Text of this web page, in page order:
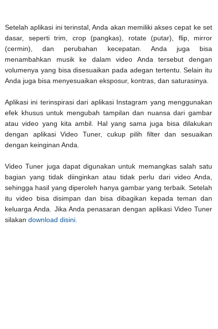
Setelah aplikasi ini terinstal, Anda akan memiliki akses cepat ke set
dasar, seperti trim, crop (pangkas), rotate (putar), flip, mirror
(cermin), dan perubahan kecepatan. Anda juga bisa
menambahkan musik ke dalam video Anda tersebut dengan
volumenya yang bisa disesuaikan pada adegan tertentu. Selain itu
Anda juga bisa menyesuaikan eksposur, kontras, dan saturasinya.
Aplikasi ini terinspirasi dari aplikasi Instagram yang menggunakan
efek khusus untuk mengubah tampilan dan nuansa dari gambar
atau video yang kita ambil. Hal yang sama juga bisa dilakukan
dengan aplikasi Video Tuner, cukup pilih filter dan sesuaikan
dengan keinginan Anda.
Video Tuner juga dapat digunakan untuk memangkas salah satu
bagian yang tidak diinginkan atau tidak perlu dari video Anda,
sehingga hasil yang diperoleh hanya gambar yang terbaik. Setelah
itu video bisa disimpan dan bisa dibagikan kepada teman dan
keluarga Anda. Jika Anda penasaran dengan aplikasi Video Tuner
silakan download disini.